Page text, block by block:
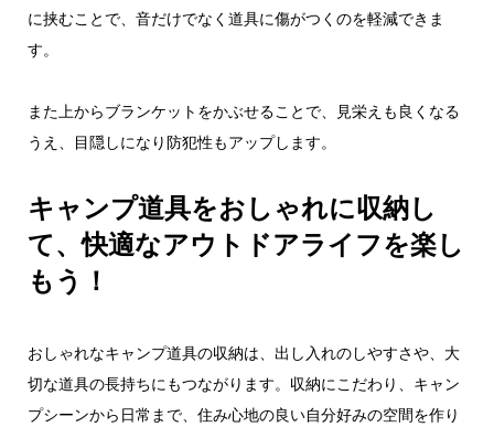
に挟むことで、音だけでなく道具に傷がつくのを軽減できま
す。
また上からブランケットをかぶせることで、見栄えも良くなる
うえ、目隠しになり防犯性もアップします。
キャンプ道具をおしゃれに収納し
て、快適なアウトドアライフを楽し
もう！
おしゃれなキャンプ道具の収納は、出し入れのしやすさや、大
切な道具の長持ちにもつながります。収納にこだわり、キャン
プシーンから日常まで、住み心地の良い自分好みの空間を作り